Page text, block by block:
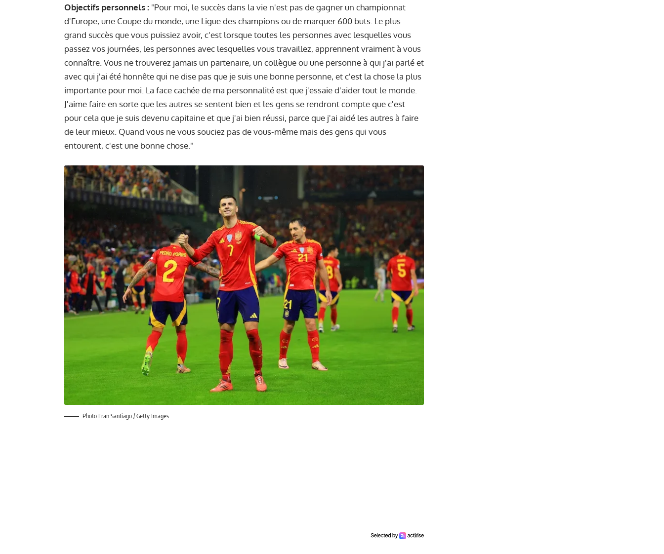
Objectifs personnels : "Pour moi, le succès dans la vie n'est pas de gagner un championnat
d'Europe, une Coupe du monde, une Ligue des champions ou de marquer 600 buts. Le plus
grand succès que vous puissiez avoir, c'est lorsque toutes les personnes avec lesquelles vous
passez vos journées, les personnes avec lesquelles vous travaillez, apprennent vraiment à vous
connaître. Vous ne trouverez jamais un partenaire, un collègue ou une personne à qui j'ai parlé et
avec qui j'ai été honnête qui ne dise pas que je suis une bonne personne, et c'est la chose la plus
importante pour moi. La face cachée de ma personnalité est que j'essaie d'aider tout le monde.
J'aime faire en sorte que les autres se sentent bien et les gens se rendront compte que c'est
pour cela que je suis devenu capitaine et que j'ai bien réussi, parce que j'ai aidé les autres à faire
de leur mieux. Quand vous ne vous souciez pas de vous-même mais des gens qui vous
entourent, c'est une bonne chose."
Photo Fran Santiago / Getty Images